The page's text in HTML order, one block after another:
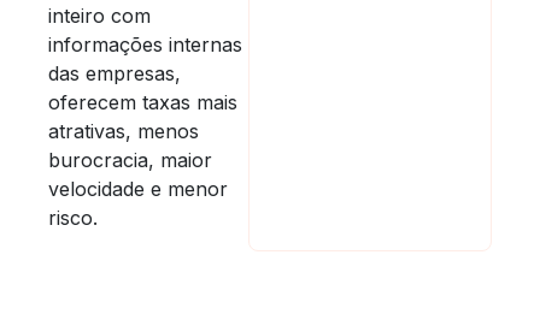
inteiro com
informações internas
das empresas,
oferecem taxas mais
atrativas, menos
burocracia, maior
velocidade e menor
risco.